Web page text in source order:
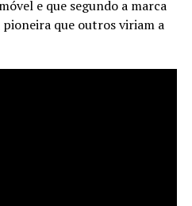
e que segundo a marca
que outros viriam a